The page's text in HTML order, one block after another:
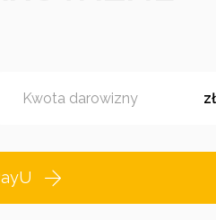
Kwota darowizny zł